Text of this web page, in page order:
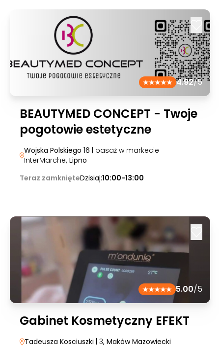
4.92/5
BEAUTYMED CONCEPT - Twoje
pogotowie estetyczne
Wojska Polskiego 16 | pasaż w markecie
InterMarche, Lipno
Teraz zamknięteDzisiaj:10:00-13:00
5.00/5
Gabinet Kosmetyczny EFEKT
Tadeusza Kosciuszki | 3, Maków Mazowiecki